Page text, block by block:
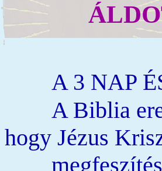
A 3 NAP
hogy Jézus